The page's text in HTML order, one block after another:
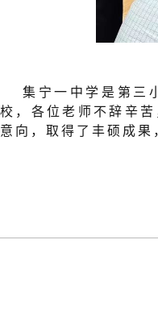
集宁一中学是第三
校，各位老师不辞辛
意向，取得了丰硕成